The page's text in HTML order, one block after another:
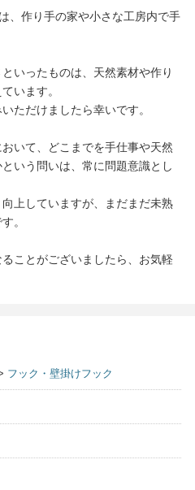
、作り手の家や小さな工房内で手
いったものは、天然素材や作り
います。
ただけましたら幸いです。
いて、どこまでを手仕事や天然
いう問いは、常に問題意識とし
上していますが、まだまだ未熟
。
ことがございましたら、お気軽
フック・壁掛けフック